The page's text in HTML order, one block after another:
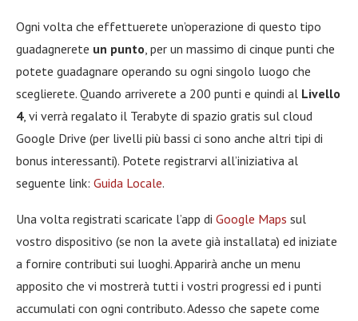
Ogni volta che effettuerete un’operazione di questo tipo
guadagnerete un punto , per un massimo di cinque punti che
potete guadagnare operando su ogni singolo luogo che
sceglierete. Quando arriverete a 200 punti e quindi al Livello
4, vi verrà regalato il Terabyte di spazio gratis sul cloud
Google Drive (per livelli più bassi ci sono anche altri tipi di
bonus interessanti). Potete registrarvi all’iniziativa al
seguente link: Guida Locale.
Una volta registrati scaricate l’app di Google Maps sul
vostro dispositivo (se non la avete già installata) ed iniziate
a fornire contributi sui luoghi. Apparirà anche un menu
apposito che vi mostrerà tutti i vostri progressi ed i punti
accumulati con ogni contributo. Adesso che sapete come